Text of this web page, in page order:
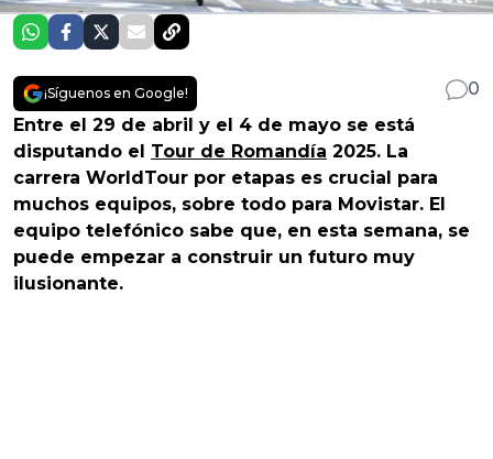
¡Síguenos en Google!
0
Entre el 29 de abril y el 4 de mayo se está
disputando el Tour de Romandía 2025. La
carrera WorldTour por etapas es crucial para
muchos equipos, sobre todo para Movistar. El
equipo telefónico sabe que, en esta semana, se
puede empezar a construir un futuro muy
ilusionante.